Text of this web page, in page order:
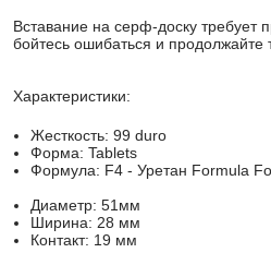
Вставание на серф-доску требует
бойтесь ошибаться и продолжайте
Характеристики:
Жесткость: 99 duro
Форма: Tablets
Формула: F4 - Уретан Formula
Диаметр: 51мм
Ширина: 28 мм
Контакт: 19 мм